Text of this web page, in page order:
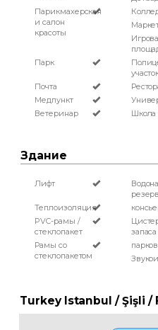
Парикмахерская
и салон
красоты
Парк
Почта
Медпункт
Ветеринар
Школа
Здание
Лифт
Теплоизоляция
PVC-рамы /
стеклопакет
Рамы со
стеклопакетом
Turkey Istanbul / Şişli /